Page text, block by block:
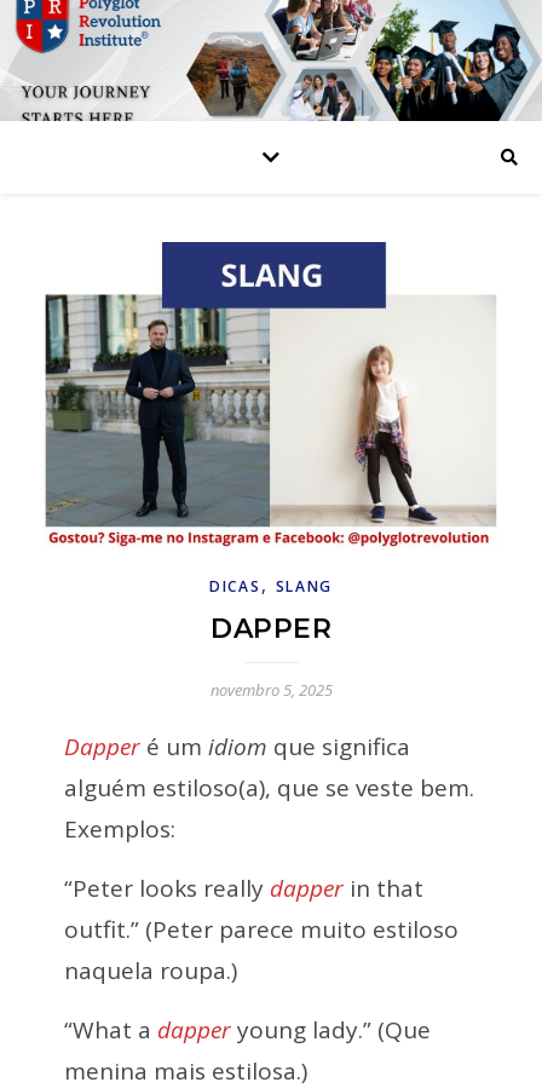
DICAS , SLANG
DAPPER
novembro 5, 2025
Dapperé um idiom que significa
alguém estiloso(a), que se veste bem.
Exemplos:
“Peter looks really dapperin that
outfit.” (Peter parece muito estiloso
naquela roupa.)
“What a dapperyoung lady.” (Que
menina mais estilosa.)